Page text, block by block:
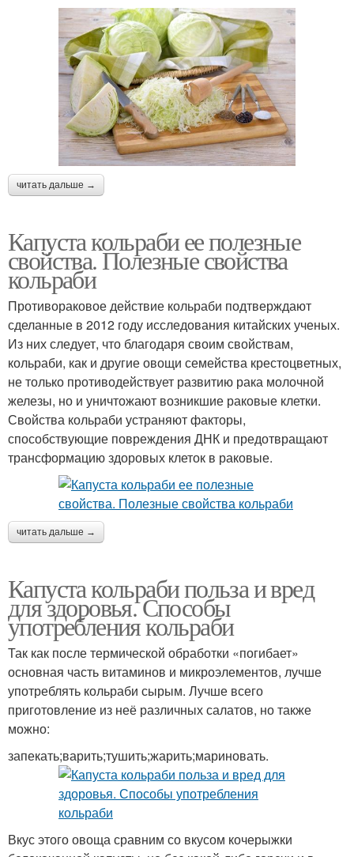
читать дальше →
Капуста кольраби ее полезные
свойства. Полезные свойства
кольраби
Противораковое действие кольраби подтверждают
сделанные в 2012 году исследования китайских ученых.
Из них следует, что благодаря своим свойствам,
кольраби, как и другие овощи семейства крестоцветных,
не только противодействует развитию рака молочной
железы, но и уничтожают возникшие раковые клетки.
Свойства кольраби устраняют факторы,
способствующие повреждения ДНК и предотвращают
трансформацию здоровых клеток в раковые.
читать дальше →
Капуста кольраби польза и вред
для здоровья. Способы
употребления кольраби
Так как после термической обработки «погибает»
основная часть витаминов и микроэлементов, лучше
употреблять кольраби сырым. Лучше всего
приготовление из неё различных салатов, но также
можно:
запекать;варить;тушить;жарить;мариновать.
Вкус этого овоща сравним со вкусом кочерыжки